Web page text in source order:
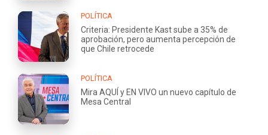
POLÍTICA
Criteria: Presidente Kast sube a 35% de
aprobación, pero aumenta percepción de
que Chile retrocede
POLÍTICA
Mira AQUÍ y EN VIVO un nuevo capítulo de
Mesa Central